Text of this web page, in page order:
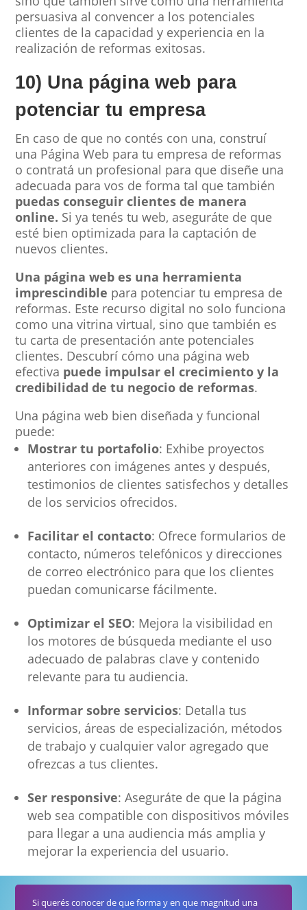
persuasiva al convencer a los potenciales
clientes de la capacidad y experiencia en la
realización de reformas exitosas.
10) Una página web para
potenciar tu empresa
En caso de que no contés con una, construí
una Página Web para tu empresa de reformas
o contratá un profesional para que diseñe una
adecuada para vos de forma tal que también
puedas conseguir clientes de manera
online. Si ya tenés tu web, aseguráte de que
esté bien optimizada para la captación de
nuevos clientes.
Una página web es una herramienta
imprescindible para potenciar tu empresa de
reformas. Este recurso digital no solo funciona
como una vitrina virtual, sino que también es
tu carta de presentación ante potenciales
clientes. Descubrí cómo una página web
efectiva puede impulsar el crecimiento y la
credibilidad de tu negocio de reformas.
Una página web bien diseñada y funcional
puede:
Mostrar tu portafolio: Exhibe proyectos
anteriores con imágenes antes y después,
testimonios de clientes satisfechos y detalles
de los servicios ofrecidos.
Facilitar el contacto: Ofrece formularios de
contacto, números telefónicos y direcciones
de correo electrónico para que los clientes
puedan comunicarse fácilmente.
Optimizar el SEO: Mejora la visibilidad en
los motores de búsqueda mediante el uso
adecuado de palabras clave y contenido
relevante para tu audiencia.
Informar sobre servicios: Detalla tus
servicios, áreas de especialización, métodos
de trabajo y cualquier valor agregado que
ofrezcas a tus clientes.
Ser responsive: Aseguráte de que la página
web sea compatible con dispositivos móviles
para llegar a una audiencia más amplia y
mejorar la experiencia del usuario.
Si querés conocer de que forma y en que magnitud una